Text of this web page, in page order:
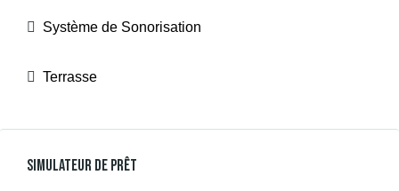
Système de Sonorisation
Terrasse
Simulateur De Prêt